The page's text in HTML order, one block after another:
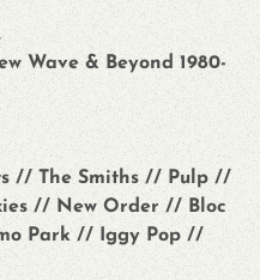
Wave & Beyond 1980-
// The Smiths // Pulp //
// New Order // Bloc
Park // Iggy Pop //